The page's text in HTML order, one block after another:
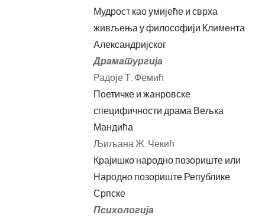
Мудрост као умијеће и сврха
живљења у философији Климента
Александријског
Драматургија
Радоје Т. Фемић
Поетичке и жанровске
специфичности драма Вељка
Мандића
Љиљана Ж. Чекић
Крајишко народно позориште или
Народно позориште Републике
Српске
Психологија